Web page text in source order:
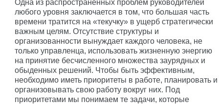
Одна из распространенных проблем руководителей
любого уровня заключается в том, что большая часть
времени тратится на «текучку» в ущерб стратегически
важным целям. Отсутствие структуры и
организованности вынуждает каждого человека, не
только управленца, использовать жизненную энергию
на принятие бесчисленного множества заурядных и
обыденных решений. Чтобы быть эффективным,
необходимо иметь приоритеты в работе, планировать и
организовывать свою работу вокруг них. Под
приоритетами мы понимаем те задачи, которые